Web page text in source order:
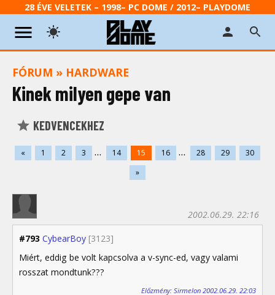
28 ÉVE VELETEK – 1998– PC DOME / 2012– PLAYDOME
FÓRUM » HARDWARE
Kinek milyen gepe van
KEDVENCEKHEZ
« 1 2 3 ... 14 15 16 ... 28 29
30
»
#793 CybearBoy [3123]
2002.06.29. 22:16
Miért, eddig be volt kapcsolva a v-sync-ed, vagy valami
rosszat mondtunk???
Előzmény: Sirmelon 2002.06.29. 22:03